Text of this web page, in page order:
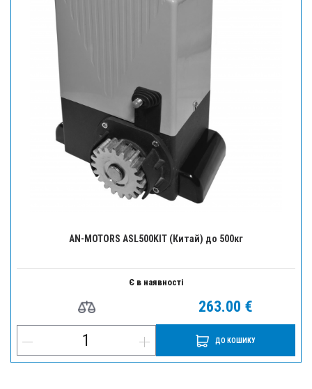
AN-MOTORS ASL500KIT (Китай) до 500кг
Є в наявності
263.00 €
ДО КОШИКУ